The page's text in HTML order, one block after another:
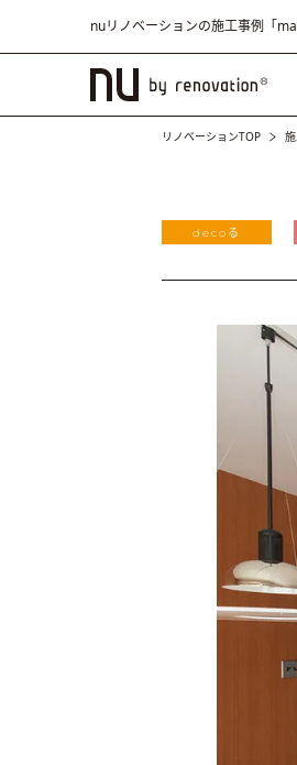
nuリノベーションの施工事例「
リノベーションTOP
decoる